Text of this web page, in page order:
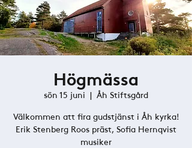
Högmässa
sön 15 juni
  |
Åh Stiftsgård
Välkommen att fira gudstjänst i Åh kyrka!
Erik Stenberg Roos präst, Sofia Hernqvist
musiker